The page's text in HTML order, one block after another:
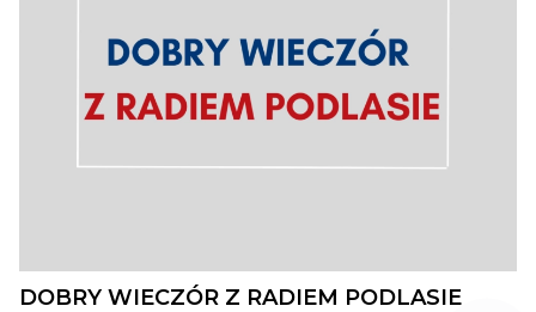
DOBRY WIECZÓR Z RADIEM PODLASIE